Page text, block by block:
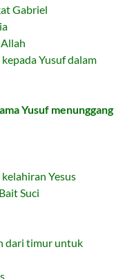
Gabriel
Yusuf dalam
Yusuf menunggang
Yesus
Suci
dari timur untuk